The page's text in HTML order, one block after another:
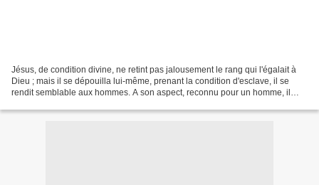
Jésus, de condition divine, ne retint pas jalousement le rang qui l'égalait à
Dieu ; mais il se dépouilla lui-même, prenant la condition d'esclave, il se
rendit semblable aux hommes. A son aspect, reconnu pour un homme, il